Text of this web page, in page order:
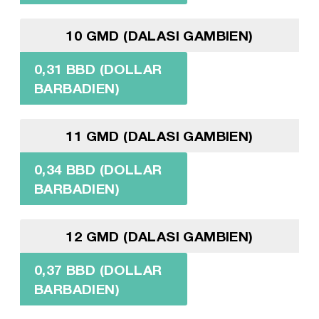
10 GMD (DALASI GAMBIEN)
0,31 BBD (DOLLAR
BARBADIEN)
11 GMD (DALASI GAMBIEN)
0,34 BBD (DOLLAR
BARBADIEN)
12 GMD (DALASI GAMBIEN)
0,37 BBD (DOLLAR
BARBADIEN)